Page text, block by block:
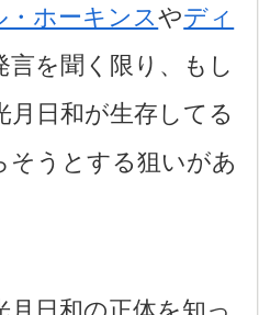
・ホーキンスやディ
言を聞く限り、もし
日和が生存してる
そうとする狙いがあ